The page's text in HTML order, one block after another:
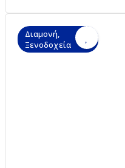
Διαμονή,
Ξενοδοχεία